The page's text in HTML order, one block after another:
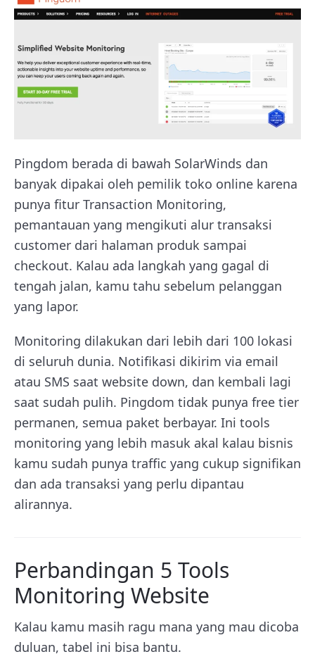
Pingdom berada di bawah SolarWinds dan
banyak dipakai oleh pemilik toko online karena
punya fitur Transaction Monitoring,
pemantauan yang mengikuti alur transaksi
customer dari halaman produk sampai
checkout. Kalau ada langkah yang gagal di
tengah jalan, kamu tahu sebelum pelanggan
yang lapor.
Monitoring dilakukan dari lebih dari 100 lokasi
di seluruh dunia. Notifikasi dikirim via email
atau SMS saat website down, dan kembali lagi
saat sudah pulih. Pingdom tidak punya free tier
permanen, semua paket berbayar. Ini tools
monitoring yang lebih masuk akal kalau bisnis
kamu sudah punya traffic yang cukup signifikan
dan ada transaksi yang perlu dipantau
alirannya.
Perbandingan 5 Tools
Monitoring Website
Kalau kamu masih ragu mana yang mau dicoba
duluan, tabel ini bisa bantu.